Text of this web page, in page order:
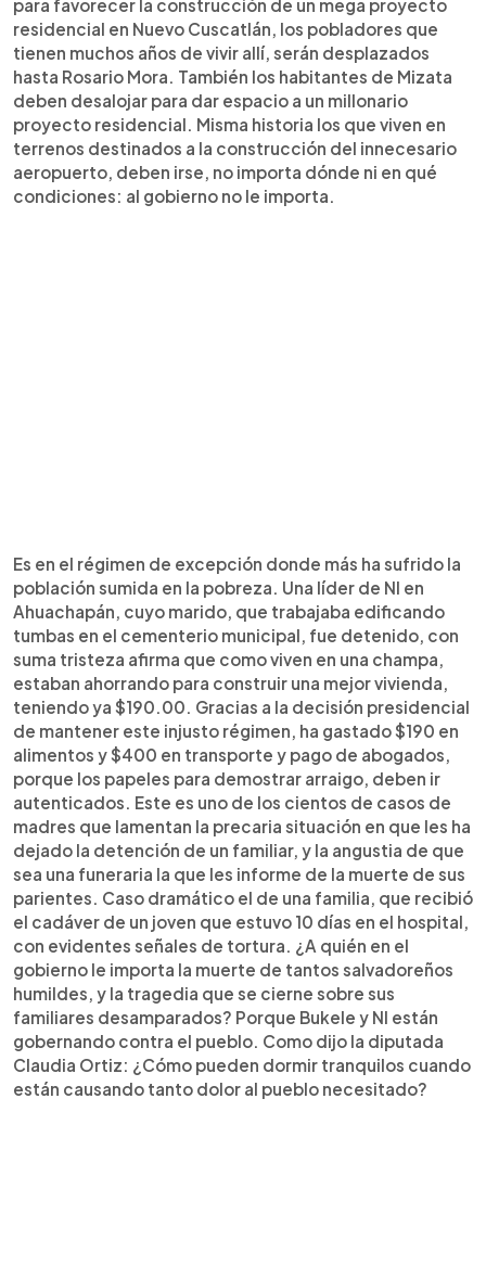
para favorecer la construcción de un mega proyecto
residencial en Nuevo Cuscatlán, los pobladores que
tienen muchos años de vivir allí, serán desplazados
hasta Rosario Mora. También los habitantes de Mizata
deben desalojar para dar espacio a un millonario
proyecto residencial. Misma historia los que viven en
terrenos destinados a la construcción del innecesario
aeropuerto, deben irse, no importa dónde ni en qué
condiciones: al gobierno no le importa.
Es en el régimen de excepción donde más ha sufrido la
población sumida en la pobreza. Una líder de NI en
Ahuachapán, cuyo marido, que trabajaba edificando
tumbas en el cementerio municipal, fue detenido, con
suma tristeza afirma que como viven en una champa,
estaban ahorrando para construir una mejor vivienda,
teniendo ya $190.00. Gracias a la decisión presidencial
de mantener este injusto régimen, ha gastado $190 en
alimentos y $400 en transporte y pago de abogados,
porque los papeles para demostrar arraigo, deben ir
autenticados. Este es uno de los cientos de casos de
madres que lamentan la precaria situación en que les ha
dejado la detención de un familiar, y la angustia de que
sea una funeraria la que les informe de la muerte de sus
parientes. Caso dramático el de una familia, que recibió
el cadáver de un joven que estuvo 10 días en el hospital,
con evidentes señales de tortura. ¿A quién en el
gobierno le importa la muerte de tantos salvadoreños
humildes, y la tragedia que se cierne sobre sus
familiares desamparados? Porque Bukele y NI están
gobernando contra el pueblo. Como dijo la diputada
Claudia Ortiz: ¿Cómo pueden dormir tranquilos cuando
están causando tanto dolor al pueblo necesitado?